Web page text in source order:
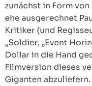
zunächst in Form
ehe ausgerechnet
Kritiker (und
„Soldier, „Event
Dollar in die Hand
Filmversion dieses
Giganten